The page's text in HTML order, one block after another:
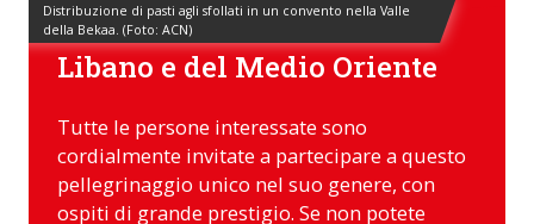
Distribuzione di pasti agli sfollati in un convento nella Valle
della Bekaa. (Foto: ACN)
Sostenere i cristiani del
Libano e del Medio Oriente
Tutte le persone interessate sono
cordialmente invitate a partecipare a questo
pellegrinaggio unico nel suo genere, con
ospiti di grande prestigio. Se non potete